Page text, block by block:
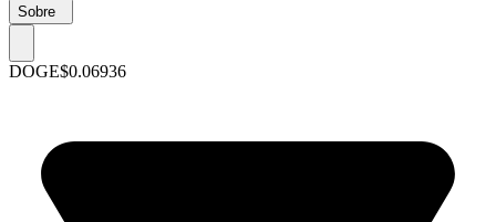
Sobre
DOGE$0.06936